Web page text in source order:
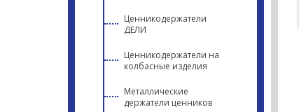
Ценникодержатели
ДЕЛИ
Ценникодержатели на
колбасные изделия
Металлические
держатели ценников